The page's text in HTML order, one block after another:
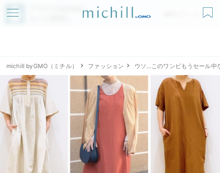
アプリでmichillが
無料ダウンロード
michill byGMO（ミチル） ファッション ウソ…このワンピもうセール中